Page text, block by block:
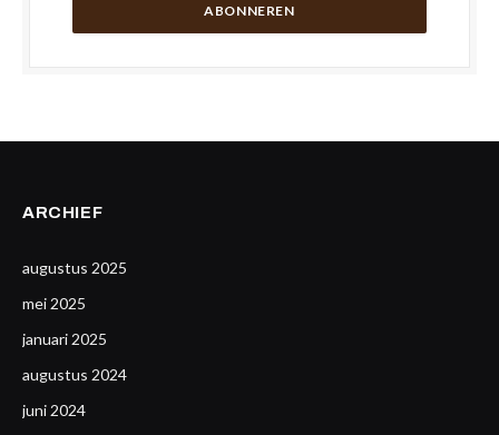
ARCHIEF
augustus 2025
mei 2025
januari 2025
augustus 2024
juni 2024